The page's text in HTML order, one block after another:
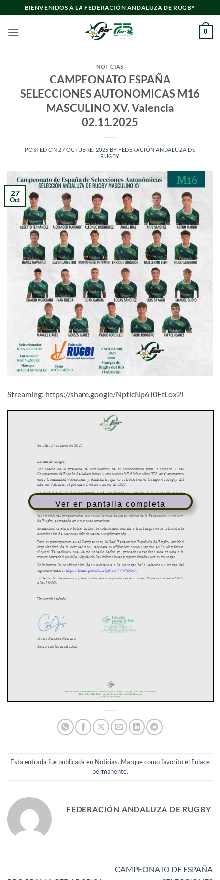
al
contenido
BIENVENIDOS A LA FEDERACIÓN ANDALUZA DE RUGBY
0
NOTICIAS
CAMPEONATO ESPAÑA
SELECCIONES AUTONOMICAS M16
MASCULINO XV. Valencia
02.11.2025
POSTED ON 27 OCTUBRE, 2025 BY FEDERACIÓN ANDALUZA DE
RUGBY
27
Oct
Streaming: https://share.google/NptlcNp6J0FtLox2i
Ver en pantalla completa
Esta entrada fue publicada en Noticias. Marque como favorito el Enlace
permanente.
FEDERACIÓN ANDALUZA DE RUGBY
CAMPEONATO DE ESPAÑA